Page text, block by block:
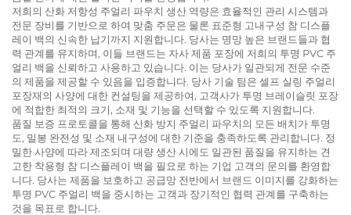
저희의 산화 저항성 주얼리 파우치 생산 역량은 효율적인 관리 시스템과
전문 장비를 기반으로 하여 맞춤 주문은 물론 표준형 고내구성 참 디스플
레이 백의 신속한 납기까지 지원합니다. 당사는 명망 높은 브랜드들과 협
력 관계를 유지하며, 이들 브랜드는 자사 제품 포장에 저희의 투명 PVC 주
얼리 백을 신뢰하고 사용하고 있습니다. 이는 당사가 일관되게 전문 수준
의 제품을 제공할 수 있음을 입증합니다. 당사 기술 팀은 셀프 실링 주얼리
포장재의 사양에 대한 컨설팅을 제공하여, 고객사가 투명 브레이슬릿 포장
에 적합한 최적의 크기, 소재 및 기능을 선택할 수 있도록 지원합니다.
품질 보증 프로토콜을 통해 산화 방지 주얼리 파우치의 모든 배치가 투명
도, 밀봉 완전성 및 소재 내구성에 대한 기준을 충족하도록 관리합니다. 정
밀한 사양에 따라 제조되며 대량 생산 시에도 일관된 품질을 유지하는 견
고한 착용형 참 디스플레이 백을 필요로 하는 기업 고객의 문의를 환영합
니다. 당사는 제품을 보호하고 공급망 전반에서 브랜드 이미지를 강화하는
투명 PVC 주얼리 백을 중시하는 고객과 장기적인 협력 관계를 구축하는
것을 목표로 합니다.